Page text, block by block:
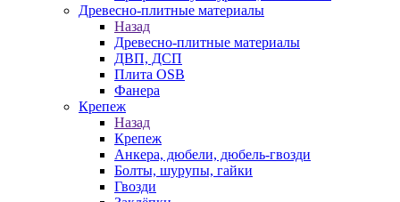
Древесно-плитные материалы
Назад
Древесно-плитные материалы
ДВП, ДСП
Плита OSB
Фанера
Крепеж
Назад
Крепеж
Анкера, дюбели, дюбель-гвозди
Болты, шурупы, гайки
Гвозди